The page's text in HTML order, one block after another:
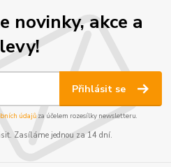
novinky, akce a
Přihlásit se
údajůza účelem rozesílky newsletteru.
Zasíláme jednou za 14 dní.